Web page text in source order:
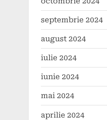
septembrie 2024
august 2024
iulie 2024
iunie 2024
mai 2024
aprilie 2024